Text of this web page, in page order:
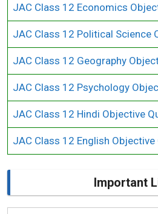
JAC Class 12 Economics
JAC Class 12 Political Science
JAC Class 12 Geography
JAC Class 12 Psychology
JAC Class 12 Hindi Objective
JAC Class 12 English
Important